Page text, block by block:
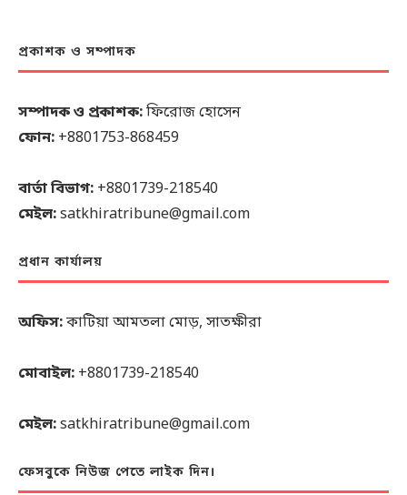
প্রকাশক ও সম্পাদক
সম্পাদক ও প্রকাশক:ফিরোজ হোসেন
ফোন: +8801753-868459
বার্তা বিভাগ: +8801739-218540
মেইল:satkhiratribune@gmail.com
প্রধান কার্যালয়
অফিস:কাটিয়া আমতলা মোড়, সাতক্ষীরা
মোবাইল: +8801739-218540
মেইল:satkhiratribune@gmail.com
ফেসবুকে নিউজ পেতে লাইক দিন।